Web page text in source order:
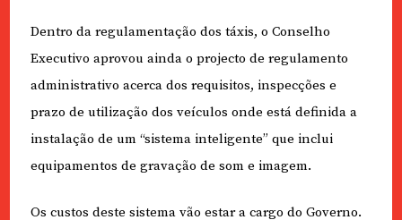
Dentro da regulamentação dos táxis, o Conselho
Executivo aprovou ainda o projecto de regulamento
administrativo acerca dos requisitos, inspecções e
prazo de utilização dos veículos onde está definida a
instalação de um “sistema inteligente” que inclui
equipamentos de gravação de som e imagem.
Os custos deste sistema vão estar a cargo do Governo.